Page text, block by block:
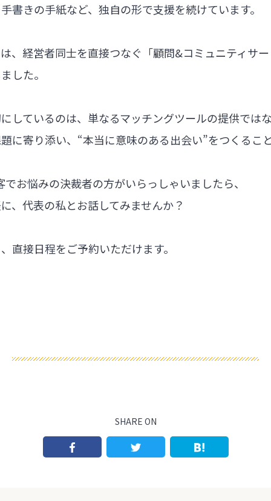
書きの手紙など、独自の形で支援を続けています。
、経営者同士を直接つなぐ「顧問&コミュニティサ
した。
しているのは、単なるマッチングツールの提供では
に寄り添い、“本当に意味のある出会い”をつくるこ
お悩みの決裁者の方がいらっしゃいましたら、
、代表の私とお話してみませんか？
直接日程をご予約いただけます。
SHARE ON